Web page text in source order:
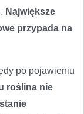
Największe
przypada na
po pojawieniu
roślina nie